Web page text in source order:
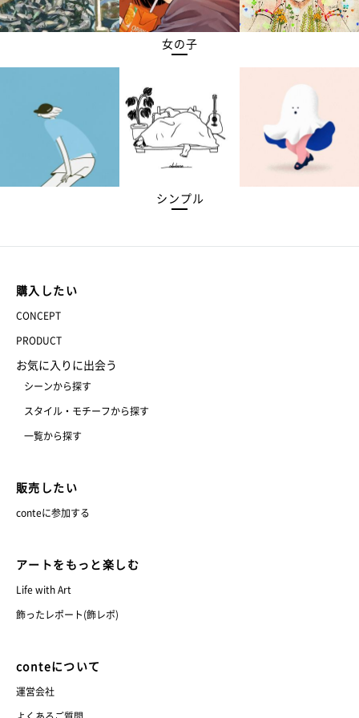
女の子
シンプル
購入したい
CONCEPT
PRODUCT
お気に入りに出会う
シーンから探す
スタイル・モチーフから探す
一覧から探す
販売したい
conteに参加する
アートをもっと楽しむ
Life with Art
飾ったレポート(飾レポ)
conteについて
運営会社